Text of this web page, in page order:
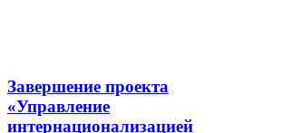
Завершение проекта
«Управление
интернационализацией